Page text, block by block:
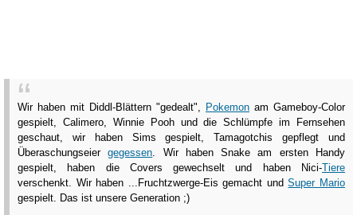
Wir haben mit Diddl-Blättern "gedealt", Pokemon am Gameboy-Color
gespielt, Calimero, Winnie Pooh und die Schlümpfe im Fernsehen
geschaut, wir haben Sims gespielt, Tamagotchis gepflegt und
Überaschungseiergegessen. Wir haben Snake am ersten Handy
gespielt, haben die Covers gewechselt und haben Nici-Tiere
verschenkt. Wir haben ...Fruchtzwerge-Eis gemacht undSuper Mario
gespielt. Das ist unsere Generation ;)